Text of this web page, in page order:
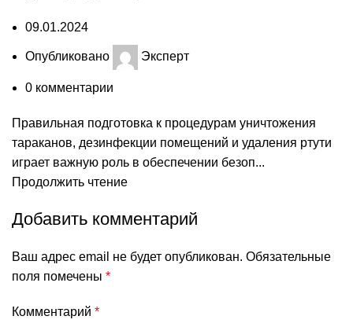
09.01.2024
Опубликовано Эксперт
0 комментарии
Правильная подготовка к процедурам уничтожения
тараканов, дезинфекции помещений и удаления ртути
играет важную роль в обеспечении безоп...
Продолжить чтение
Добавить комментарий
Ваш адрес email не будет опубликован. Обязательные
поля помечены *
Комментарий *